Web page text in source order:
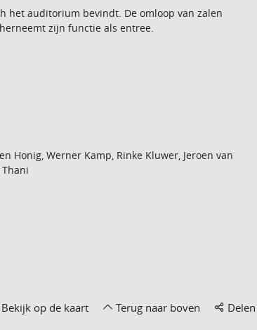
het auditorium bevindt. De omloop van zalen
zijn functie als entree.
Honig, Werner Kamp, Rinke Kluwer, Jeroen van
Bekijk op de kaart Terug naar boven Delen